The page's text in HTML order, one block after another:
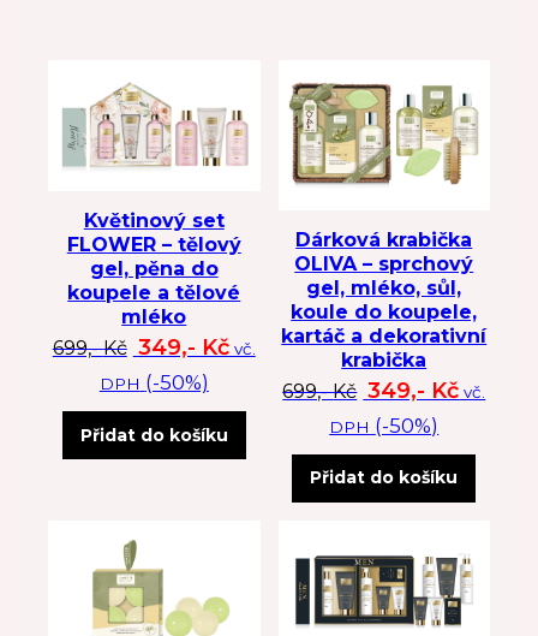
Květinový set
FLOWER – tělový
gel, pěna do
koupele a tělové
mléko
699,-Kč Původní cena byla: 699 Kč.
349,- KčAktuální cena je: 349 Kč.
vč.
DPH (-50%)
Přidat do košíku
Dárková krabička
OLIVA – sprchový
gel, mléko, sůl,
koule do koupele,
kartáč a dekorativní
krabička
699,-Kč Původní cena
349,- Kč vč.
DPH (-50%)
Přidat do košíku